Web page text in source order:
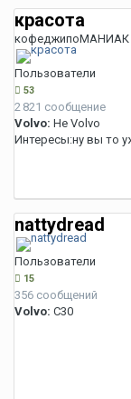
красота
кофеджипоМАНИАК
Пользователи
53
2 821 сообщение
Volvo: Не Volvo
Интересы:ну вы то
nattydread
Пользователи
15
356 сообщений
Volvo: C30